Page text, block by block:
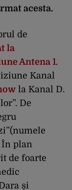
acesta.
de
la
Antena 1.
Kanal
la Kanal D.
De
În plan
de foarte
și